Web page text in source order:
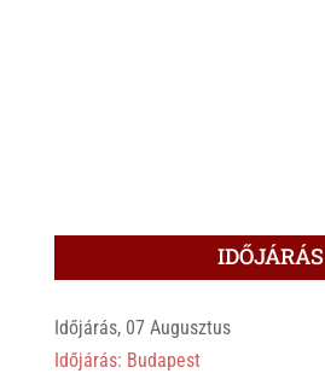
IDŐJÁRÁS
Időjárás, 07 Augusztus
Időjárás: Budapest